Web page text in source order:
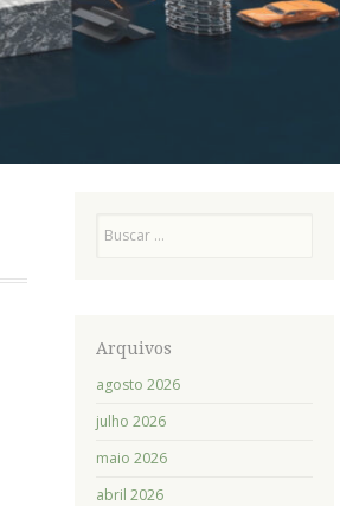
Arquivos
agosto 2026
julho 2026
maio 2026
abril 2026